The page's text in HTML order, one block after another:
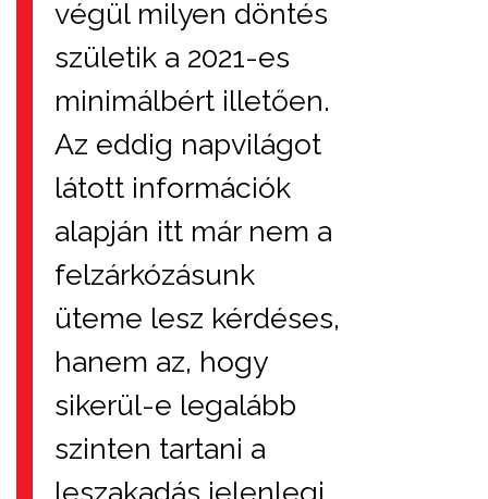
végül milyen döntés
születik a 2021-es
minimálbért illetően.
Az eddig napvilágot
látott információk
alapján itt már nem a
felzárkózásunk
üteme lesz kérdéses,
hanem az, hogy
sikerül-e legalább
szinten tartani a
leszakadás jelenlegi